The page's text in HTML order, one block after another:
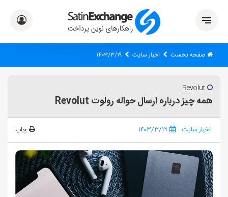
صفحه نخست اخبار سایت ۱۴۰۳/۳/۱۹
همه چیز درباره ارسال حواله رولوت Revolut
اخبار سایت ۱۴۰۳/۳/۱۹ چاپ